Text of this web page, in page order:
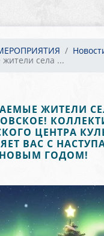
села ...
ЖИТЕЛИ
ЦЕНТРА
ВАС С
НОВЫМ ГОДОМ!